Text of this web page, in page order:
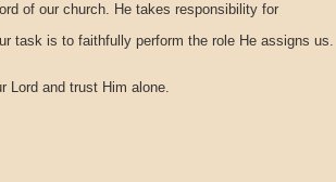
of our church. He takes responsibility for
task is to faithfully perform the role He assigns us.
Lord and trust Him alone.